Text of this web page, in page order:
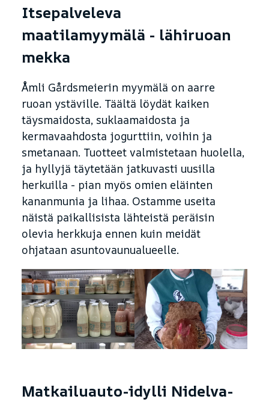
Itsepalveleva
maatilamyymälä - lähiruoan
mekka
Åmli Gårdsmeierin myymälä on aarre
ruoan ystäville. Täältä löydät kaiken
täysmaidosta, suklaamaidosta ja
kermavaahdosta jogurttiin, voihin ja
smetanaan. Tuotteet valmistetaan huolella,
ja hyllyjä täytetään jatkuvasti uusilla
herkuilla - pian myös omien eläinten
kananmunia ja lihaa. Ostamme useita
näistä paikallisista lähteistä peräisin
olevia herkkuja ennen kuin meidät
ohjataan asuntovaunualueelle.
Matkailuauto-idylli Nidelva-